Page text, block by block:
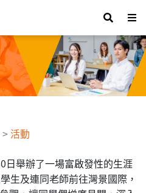
>活動
日舉辦了一場富啟發性的生涯
生及連同老師前往灣景國際，